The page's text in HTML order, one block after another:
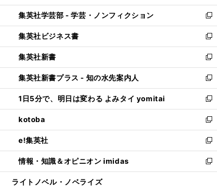
開
く
ウ
で
開
く
ン
ド
ウ
で
開
く
ウ
ィ
ン
ド
ウ
で
開
く
集英社学芸部 - 学芸・ノンフィクション
新
し
い
ウ
ィ
ン
ド
ウ
で
開
く
集英社ビジネス書
新
し
い
ウ
ィ
ン
ド
ウ
で
開
く
集英社新書
新
し
い
ウ
ィ
ン
ド
ウ
で
開
く
集英社新書プラス - 知の水先案内人
新
し
い
ウ
ィ
ン
ド
ウ
で
開
1日5分で、明日は変わる よみタイ yomitai
新
し
い
ウ
ィ
ン
ド
ウ
kotoba
新
し
い
ウ
ィ
ン
e!集英社
新
し
い
ウ
情報・知識＆オピニオン imidas
新
し
ライトノベル・ノベライズ